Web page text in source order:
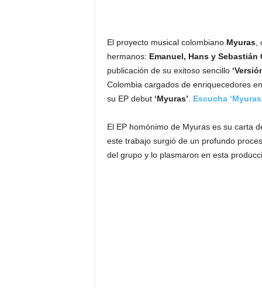
El proyecto musical colombiano Myuras,
hermanos: Emanuel, Hans y Sebastián
publicación de su exitoso sencillo
Colombia cargados de enriquecedores
su EP debut ‘Myuras’ Escucha
El EP homónimo de Myuras es su carta
este trabajo surgió de un profundo
del grupo y lo plasmaron en esta